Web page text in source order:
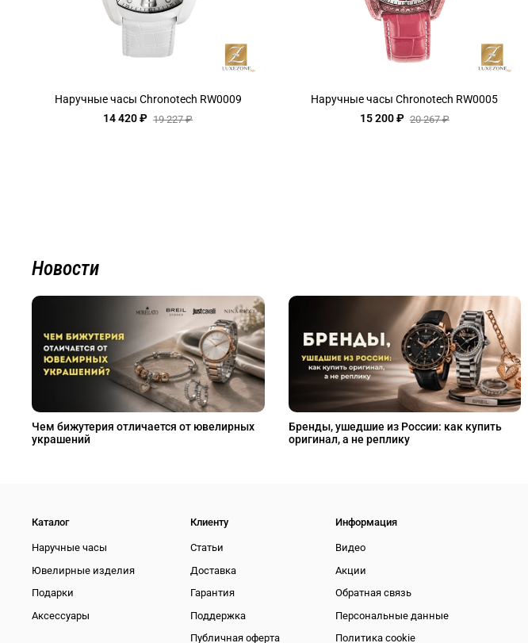
Наручные часы Chronotech RW0009
14 420 ₽ 19 227 ₽
Наручные часы Chronotech RW0005
15 200 ₽ 20 267 ₽
Новости
Чем бижутерия отличается от ювелирных
украшений
Бренды, ушедшие из России: как купить
оригинал, а не реплику
Каталог
Наручные часы
Ювелирные изделия
Подарки
Аксессуары
Клиенту
Статьи
Доставка
Гарантия
Поддержка
Публичная оферта
Информация
Видео
Акции
Обратная связь
Персональные данные
Политика cookie